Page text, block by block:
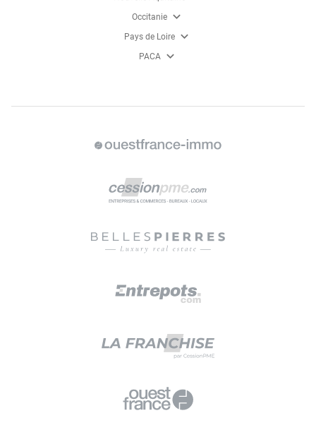
Occitanie expand_more
Pays de Loire expand_more
PACA expand_more